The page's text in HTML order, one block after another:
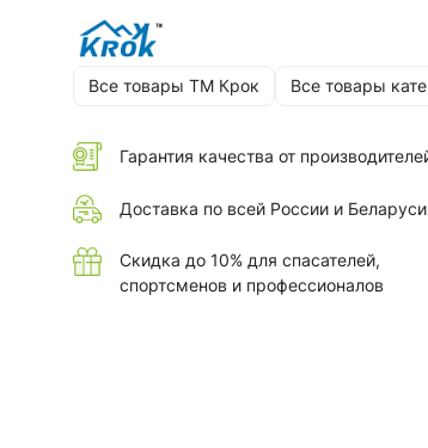
Все товары ТМ Крок Все товары
Гарантия качества от
Доставка по всей России и Беларуси
Скидка до 10% для спасателей,
спортсменов и профессионалов